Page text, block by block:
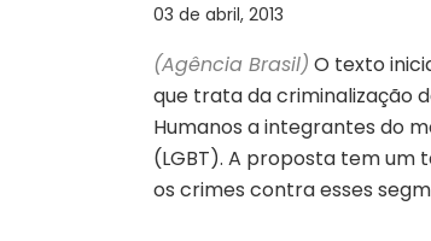
03 de abril, 2013
(Agência Brasil) O texto
que trata da criminalização
Humanos a integrantes do
(LGBT). A proposta tem um
os crimes contra esses